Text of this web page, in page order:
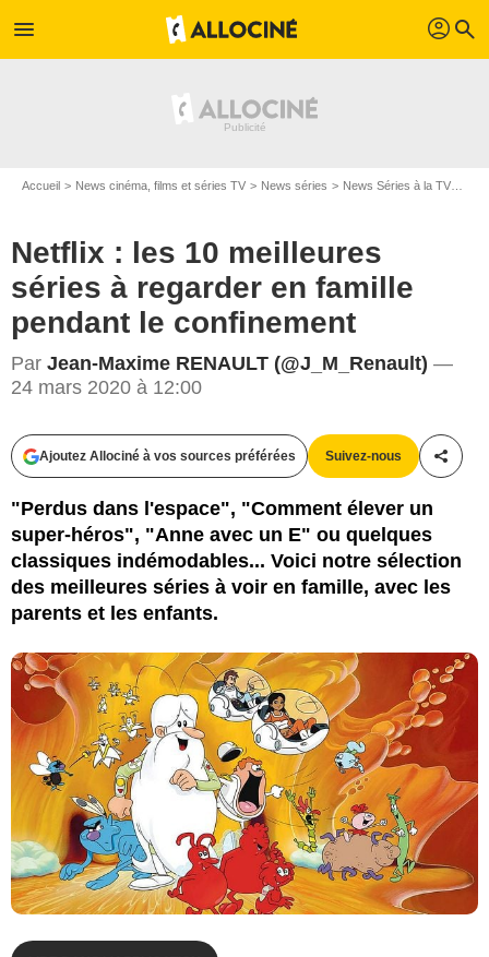
menu profil search
Accueil News cinéma, films et séries TV News séries News Séries à la TV
Netflix : les 10 meilleures
séries à regarder en famille
pendant le confinement
Par Jean-Maxime RENAULT (@J_M_Renault) —
24 mars 2020 à 12:00
Ajoutez Allociné à vos sources préférées Suivez-nous
"Perdus dans l'espace", "Comment élever un
super-héros", "Anne avec un E" ou quelques
classiques indémodables... Voici notre sélection
des meilleures séries à voir en famille, avec les
parents et les enfants.